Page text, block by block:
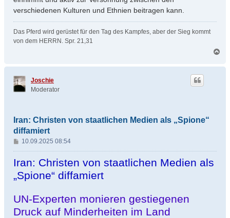
verschiedenen Kulturen und Ethnien beitragen kann.
Das Pferd wird gerüstet für den Tag des Kampfes, aber der Sieg kommt
von dem HERRN. Spr. 21,31
c
Joschie
Moderator
Iran: Christen von staatlichen Medien als „Spione“
diffamiert
B
e
i
r
g
10.09.2025 08:54
Iran: Christen von staatlichen Medien als
„Spione“ diffamiert
UN-Experten monieren gestiegenen
Druck auf Minderheiten im Land